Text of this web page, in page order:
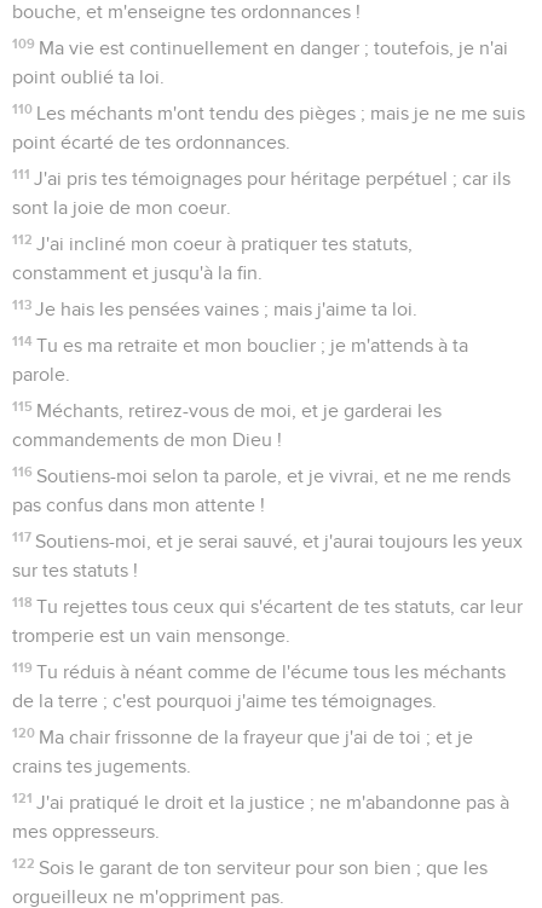
bouche, et m'enseigne tes ordonnances !
109 Ma vie est continuellement en danger ; toutefois, je n'ai
point oublié ta loi.
110 Les méchants m'ont tendu des pièges ; mais je ne me suis
point écarté de tes ordonnances.
111 J'ai pris tes témoignages pour héritage perpétuel ; car ils
sont la joie de mon coeur.
112 J'ai incliné mon coeur à pratiquer tes statuts,
constamment et jusqu'à la fin.
113 Je hais les pensées vaines ; mais j'aime ta loi.
114 Tu es ma retraite et mon bouclier ; je m'attends à ta
parole.
115 Méchants, retirez-vous de moi, et je garderai les
commandements de mon Dieu !
116 Soutiens-moi selon ta parole, et je vivrai, et ne me rends
pas confus dans mon attente !
117 Soutiens-moi, et je serai sauvé, et j'aurai toujours les yeux
sur tes statuts !
118 Tu rejettes tous ceux qui s'écartent de tes statuts, car leur
tromperie est un vain mensonge.
119 Tu réduis à néant comme de l'écume tous les méchants
de la terre ; c'est pourquoi j'aime tes témoignages.
120 Ma chair frissonne de la frayeur que j'ai de toi ; et je
crains tes jugements.
121 J'ai pratiqué le droit et la justice ; ne m'abandonne pas à
mes oppresseurs.
122 Sois le garant de ton serviteur pour son bien ; que les
orgueilleux ne m'oppriment pas.